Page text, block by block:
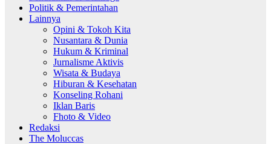
Politik & Pemerintahan
Lainnya
Opini & Tokoh Kita
Nusantara & Dunia
Hukum & Kriminal
Jurnalisme Aktivis
Wisata & Budaya
Hiburan & Kesehatan
Konseling Rohani
Iklan Baris
Fhoto & Video
Redaksi
The Moluccas